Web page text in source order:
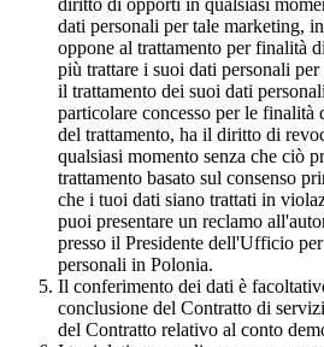
diritto di opporti in qualsiasi
dati personali per tale marketing,
oppone al trattamento per finalità
più trattare i suoi dati personali
il trattamento dei suoi dati
particolare concesso per le
del trattamento, ha il diritto di
qualsiasi momento senza che ciò
trattamento basato sul consenso
che i tuoi dati siano trattati in
puoi presentare un reclamo
presso il Presidente dell'Ufficio
personali in Polonia.
Il conferimento dei dati è
conclusione del Contratto di
del Contratto relativo al conto